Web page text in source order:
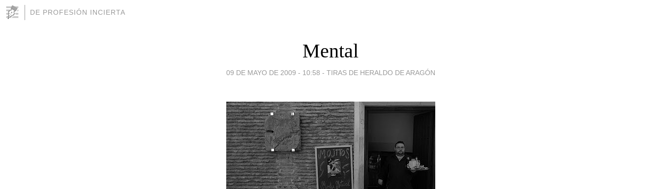
DE PROFESIÓN INCIERTA
Mental
09 DE MAYO DE 2009 - 10:58 - TIRAS DE HERALDO DE ARAGÓN